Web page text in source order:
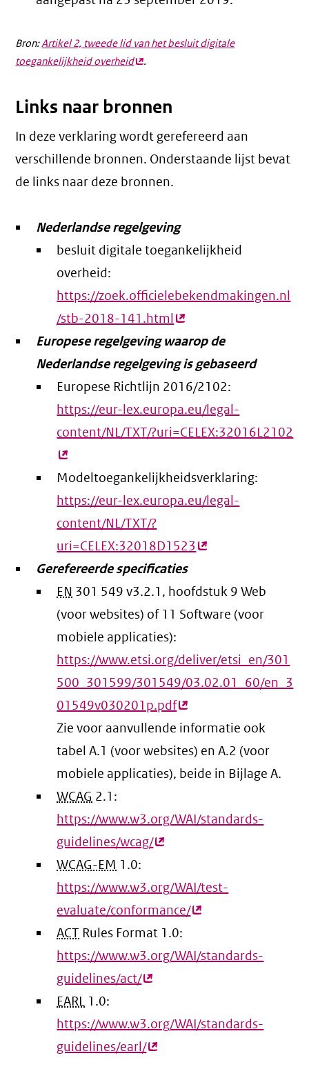
Bron:Artikel 2, tweede lid van het besluit digitale
toegankelijkheid overheid(externe
.
Links naar bronnen
In deze verklaring wordt gerefereerd aan
verschillende bronnen. Onderstaande lijst bevat
de links naar deze bronnen.
Nederlandse regelgeving
besluit digitale toegankelijkheid
overheid:
https://zoek.officielebekendmakingen.nl
/stb-2018-141.html(externe
link)
Europese regelgeving waarop de
Nederlandse regelgeving is gebaseerd
Europese Richtlijn 2016/2102:
https://eur-lex.europa.eu/legal-
content/NL/TXT/?uri=CELEX:32016L2102
Modeltoegankelijkheidsverklaring:
https://eur-lex.europa.eu/legal-
content/NL/TXT/?
uri=CELEX:32018D1523 (externe
Gerefereerde specificaties
EN 301 549 v3.2.1, hoofdstuk 9 Web
(voor websites) of 11 Software (voor
mobiele applicaties):
https://www.etsi.org/deliver/etsi_en/301
500_301599/301549/03.02.01_60/en_3
01549v030201p.pdf(externe
link)
Zie voor aanvullende informatie ook
tabel A.1 (voor websites) en A.2 (voor
mobiele applicaties), beide in Bijlage A.
WCAG 2.1:
https://www.w3.org/WAI/standards-
guidelines/wcag/(externe
WCAG-EM 1.0:
https://www.w3.org/WAI/test-
evaluate/conformance/(externe
ACT Rules Format 1.0:
https://www.w3.org/WAI/standards-
guidelines/act/(externe
EARL 1.0:
https://www.w3.org/WAI/standards-
guidelines/earl/(externe